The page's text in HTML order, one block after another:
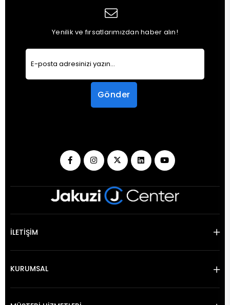
Yenilik ve fırsatlarımızdan haber alın!
Gönder
İLETİŞİM
KURUMSAL